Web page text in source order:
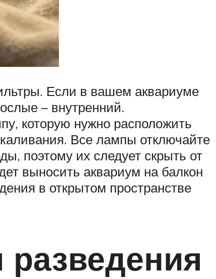
Если в вашем аквариуме
– внутренний.
которую нужно расположить
Все лампы отключайте
поэтому их следует скрыть от
выносить аквариум на балкон
в открытом пространстве